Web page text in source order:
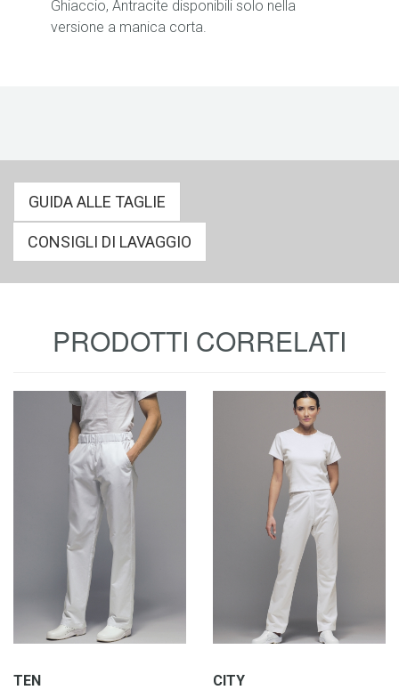
Ghiaccio, Antracite disponibili solo nella
versione a manica corta.
GUIDA ALLE TAGLIE
CONSIGLI DI LAVAGGIO
PRODOTTI CORRELATI
TEN CITY